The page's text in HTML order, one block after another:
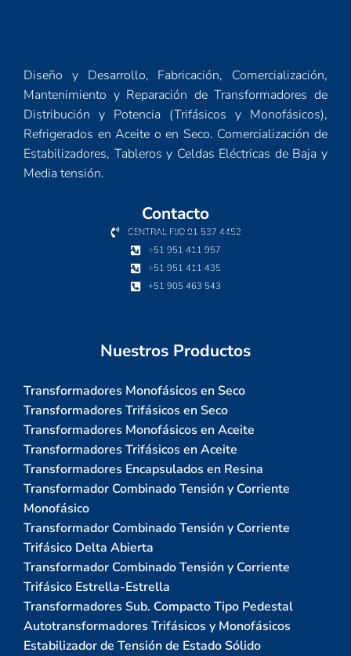
Diseño y Desarrollo, Fabricación, Comercialización,
Mantenimiento y Reparación de Transformadores de
Distribución y Potencia (Trifásicos y Monofásicos),
Refrigerados en Aceite o en Seco. Comercialización de
Estabilizadores, Tableros y Celdas Eléctricas de Baja y
Media tensión.
Contacto
CENTRAL FIJO 01 537 4452
+51 951 411 957
+51 951 411 435
+51 905 463 543
Nuestros Productos
Transformadores Monofásicos en Seco
Transformadores Trifásicos en Seco
Transformadores Monofásicos en Aceite
Transformadores Trifásicos en Aceite
Transformadores Encapsulados en Resina
Transformador Combinado Tensión y Corriente
Monofásico
Transformador Combinado Tensión y Corriente
Trifásico Delta Abierta
Transformador Combinado Tensión y Corriente
Trifásico Estrella-Estrella
Transformadores Sub. Compacto Tipo Pedestal
Autotransformadores Trifásicos y Monofásicos
Estabilizador de Tensión de Estado Sólido